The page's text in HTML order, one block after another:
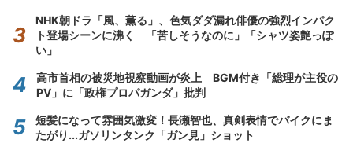
NHK朝ドラ「風、薫る」、色気ダダ漏れ俳優の強烈インパク
ト登場シーンに沸く 「苦しそうなのに」「シャツ姿艶っぽ
い」
高市首相の被災地視察動画が炎上 BGM付き「総理が主役の
PV」に「政権プロパガンダ」批判
短髪になって雰囲気激変！長瀬智也、真剣表情でバイクにま
たがり...ガソリンタンク「ガン見」ショット